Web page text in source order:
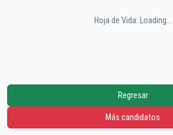
Hoja de Vida: Loading...
Regresar
Más candidatos